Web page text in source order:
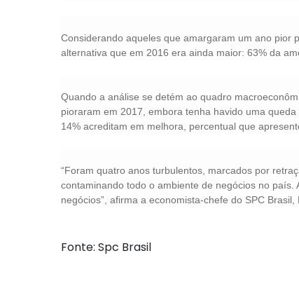
Considerando aqueles que amargaram um ano pior
alternativa que em 2016 era ainda maior: 63% da
Quando a análise se detém ao quadro
pioraram em 2017, embora tenha havido uma
14% acreditam em melhora, percentual que
“Foram quatro anos turbulentos, marcados por
contaminando todo o ambiente de negócios no
negócios”, afirma a economista-chefe do SPC Brasil,
Fonte: Spc Brasil